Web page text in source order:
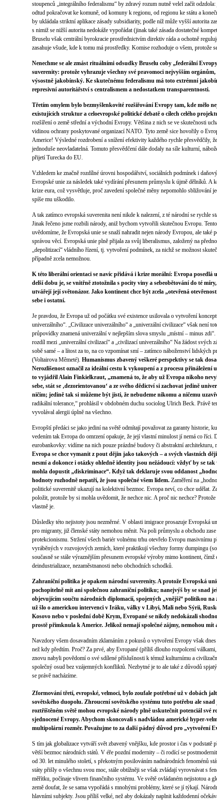
stoupenců „integrálního federalismu“ by zdravý rozum nutně velel začít
odtud pokračovat ke komuně, od komuny k regionu, od regionu ke státu a
by ukládala striktní aplikace zásady subsidiarity, podle níž může vyšší autorita
s nimiž se nižší autorita nedokáže vypořádat (jinak také zásada dostatečné
Bruselu však centrální byrokracie prostřednictvím direktiv ráda a ochotně
zasahuje všude, kde k tomu má prostředky. Komise rozhoduje o všem, protože
Nenechme se ale zmást rituálními odsudky Bruselu coby „federální
suverenity: protože vyhrazuje všechny své pravomoci nejvyšším
výsostně jakobínský. Ke skutečnému federalismu má toto extrémní
represivní autoritářství s centralismem a nedostatkem transparentnosti.
Třetím omylem bylo bezmyšlenkovité rozšiřování Evropy tam, kde mělo
existujících struktur a celoevropské politické debatě o cílech celého
rozšíření o země střední a východní Evropy. Většina z nich se ve skutečnosti
vidinou ochrany poskytované organizací NATO. Tyto země sice hovořily o
Americe! Výsledné rozdrobení a snížení efektivity každého rychle přesvědčily,
jednoduše neovladatelná. Tomuto přesvědčení dále dodaly na síle kulturní,
přijetí Turecka do EU.
Vzhledem ke značně rozdílné úrovni hospodářství, sociálních podmínek i
Evropské unie za následek také vydírání přesunem průmyslu k újmě dělníků. A
krize eura, což vysvětluje, proč zavedení společné měny nepomohlo sbližování
spíše mu uškodilo.
A tak zatímco evropská suverenita není nikde k nalezení, z té národní se rychle
Jinak řečeno jsme rozbili národy, aniž bychom vytvořili skutečnou Evropu.
uvědomíme, že Evropská unie se snaží nahradit nejen národy Evropou, ale
správou věcí. Evropská unie plně přijala za svůj liberalismus, založený na
„depolitizací“ vládního řízení, tj. vytvoření podmínek, za nichž se možnost
případně zcela nemožnou.
K této liberální orientaci se navíc přidává i krize morální: Evropa posedlá
delší dobu je, se vnitřně ztotožnila s pocity viny a sebeobětování do té
utvářejí její světonázor. Jako kontinent chce být zcela „otevřená
sebe i ostatní.
Je pravdou, že Evropa už od počátku své existence usilovala o vytvoření
univerzálního“. „Civilizace univerzálního“ a „univerzální civilizace“ však není
průpovídky znamená univerzální v nejlepším slova smyslu „místní – minus
rozdíl mezi „univerzální civilizací“ a „civilizací univerzálního“ Na žádost svých
sobě samé – a lítost za to, na co vzpomínat smí – zatímco náboženství lidských
(Voltairova Mêmeté). Humanismus zbavený veškeré perspektivy se tak
Nerozlišenost označil za ideální cestu k vykoupení a z procesu přináležení
to vyjádřil Alain Finkielkraut, „znamená to, že aby už Evropa nikoho
sebe, stát se ‚dezorientovanou‘ a ze svého dědictví si zachovat jedině
ničím; jedině tak si můžeme být jisti, že nebudeme nikomu a ničemu
radikální tolerance,“ prohlásil v obdobném duchu sociolog Ulrich Beck. Právě
vyvolával alergii úplně na všechno.
Evropští předáci se jako jediní na světě odmítají považovat za garanty historie,
vedením tak Evropa do omrzení opakuje, že její vlastní minulost jí nemá co říci.
eurobankovky: vidíme na nich pouze prázdné budovy či abstraktní
Evropa se chce vymanit z pout dějin jako takových – a svých vlastních
nesmí a dokonce i otázky ohledně identity jsou nežádoucí: vždyť by se tak
mohla dopustit „diskriminace“. Když tak deklaruje svou oddanost
hodnoty rozhodně nepatří, že jsou společné všem lidem. Zaměření na
politické suverenitě ukazují na kolektivní bezmoc. Evropa neví, co chce udělat.
položit, protože by si mohla uvědomit, že nechce nic. A proč nic nechce?
vlastně je.
Důsledky této nejistoty jsou nezměrné. V oblasti imigrace prosazuje Evropská
pro migranty, již členské státy nemohou měnit. Na poli průmyslu a obchodu zase
protekcionismu. Stržení všech bariér volnému trhu otevřelo Evropu masivnímu
vyráběných v rozvojových zemích, které praktikují všechny formy dumpingu
současně se stále výraznějším přesunem evropské výroby mimo kontinent,
deindustrializace, nezaměstnanosti nebo obchodních schodků.
Zahraniční politika je opakem národní suverenity. A protože Evropská
pochopitelně mít ani společnou zahraniční politiku; nanejvýš by se snad
objevujícím součtu národních diplomacií, spojených „vnější“ politikou na
už šlo o americkou intervenci v Iráku, války v Libyi, Mali nebo Sýrii,
Kosovo nebo v poslední době Krym, Evropané se nikdy nedokázali
prostě přimknula k Americe. Jelikož nemají společné zájmy, nemohou mít
Navzdory všem dosavadním zklamáním z pokusů o vytvoření Evropy však
než kdy předtím. Proč? Za prvé, aby Evropané (příliš dlouho rozpolcení
znovu nabyli povědomí o své sdílené příslušnosti k témuž kulturnímu a
společný osud bez vzájemných konfliktů. Nezbytné je to ale také z důvodů
se právě nacházíme.
Zformování třetí, evropské, velmoci, bylo zoufale potřebné už v dobách
sovětského duopolu. Zhroucení sovětského systému tuto potřebu ale
roztříštěném světě mohou evropské národy plně uskutečnit potenciál své
sjednocené Evropy. Abychom skoncovali s nadvládou americké hyper-
multipolární rozměr. Považujme to za další pádný důvod pro „vytvoření
S tím jak globalizace vytváří svět zbavený vnějšku, kde prostor i čas v podstatě
větší bezmoc národních států. V éře pozdní modernity – či rodící se
od 30. let minulého století, s překotným posilováním nadnárodních fenoménů
státy přišly o všechnu svou moc, stále obtížněji se však zvládají vyrovnávat s
měřítku, počínaje vlivem finančního systému. Ve světě ovládaném nejistotou a
země doufat, že se sama vypořádá s mnohými problémy, které se jí týkají.
hlavními subjekty. Jsou příliš velké, než aby dokázaly naplnit každodenní